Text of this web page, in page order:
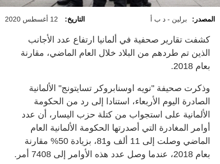
المصدر: برلين - د ب أ التاريخ: 12 أغسطس 2020
كشفت تقارير صحفية في ألمانيا ارتفاع عدد الأجانب
الذين تم طردهم من البلاد خلال العام الماضي، مقارنة
بعام 2018
.
وذكرت صحيفة "نويه اوسنابروكر تسايتونج" الألمانية
الصادرة اليوم الأربعاء، استنادا إلى رد من الحكومة
الألمانية على استجواب من كتلة حزب اليسار، أن عدد
أوامر المغادرة التي أصدرتها الحكومة الألمانية العام
الماضي وصلت إلى 11 ألف و81، بزيادة 50% مقارنة
بعام 2018، عندما وصل عدد هذه الأوامر إلى 7408 أمر
.